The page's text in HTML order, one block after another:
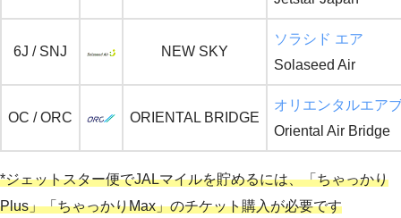
6J / SNJ NEW SKY
ソラシド エア
Solaseed Air
OC / ORC ORIENTAL BRIDGE
オリエンタルエア
Oriental Air Bridge
*ジェットスター便でJALマイルを貯めるには、「ちゃっかり
Plus」「ちゃっかりMax」のチケット購入が必要です